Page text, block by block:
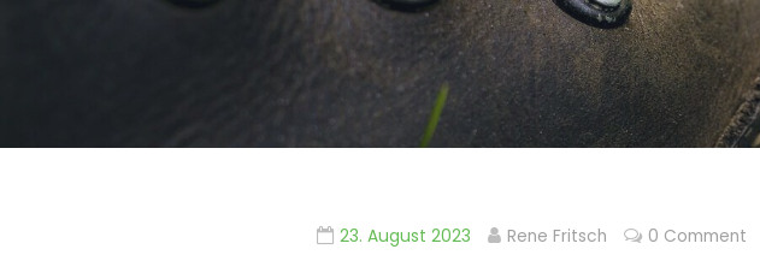
23. August 2023 Rene Fritsch 0 Comment